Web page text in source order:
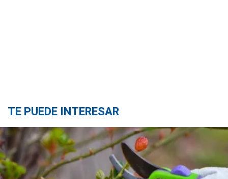
TE PUEDE INTERESAR